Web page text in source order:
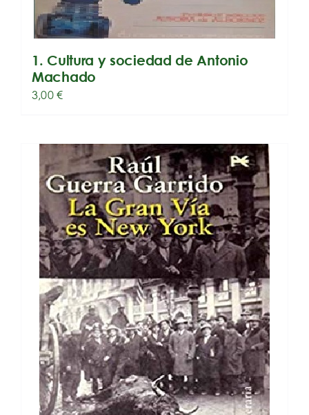
1. Cultura y sociedad de Antonio
Machado
3,00€